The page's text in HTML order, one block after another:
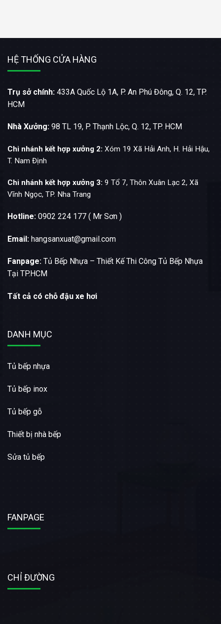
HỆ THỐNG CỬA HÀNG
Trụ sở chính: 433A Quốc Lộ 1A, P. An Phú Đông, Q. 12, TP.
HCM
Nhà Xưởng: 98 TL 19, P. Thạnh Lộc, Q. 12, TP. HCM
Chi nhánh kết hợp xưởng 2: Xóm 19 Xã Hải Anh, H. Hải Hậu,
T. Nam Định
Chi nhánh kết hợp xưởng 3: 9 Tổ 7, Thôn Xuân Lạc 2, Xã
Vĩnh Ngọc, TP. Nha Trang
Hotline: 0902 224 177 ( Mr Sơn )
Email: hangsanxuat@gmail.com
Fanpage: Tủ Bếp Nhựa – Thiết Kế Thi Công Tủ Bếp Nhựa
Tại TP.HCM
Tất cả có chỗ đậu xe hơi
DANH MỤC
Tủ bếp nhựa
Tủ bếp inox
Tủ bếp gỗ
Thiết bị nhà bếp
Sửa tủ bếp
FANPAGE
CHỈ ĐƯỜNG